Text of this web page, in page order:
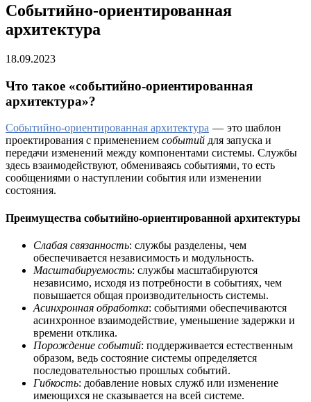
Событийно-ориентированная
архитектура
18.09.2023
Что такое «событийно-ориентированная
архитектура»?
Событийно-ориентированная архитектура — это шаблон
проектирования с применением событий для запуска и
передачи изменений между компонентами системы. Службы
здесь взаимодействуют, обмениваясь событиями, то есть
сообщениями о наступлении события или изменении
состояния.
Преимущества событийно-ориентированной архитектуры
Слабая связанность: службы разделены, чем
обеспечивается независимость и модульность.
Масштабируемость: службы масштабируются
независимо, исходя из потребности в событиях, чем
повышается общая производительность системы.
Асинхронная обработка: событиями обеспечиваются
асинхронное взаимодействие, уменьшение задержки и
времени отклика.
Порождение событий: поддерживается естественным
образом, ведь состояние системы определяется
последовательностью прошлых событий.
Гибкость: добавление новых служб или изменение
имеющихся не сказывается на всей системе.